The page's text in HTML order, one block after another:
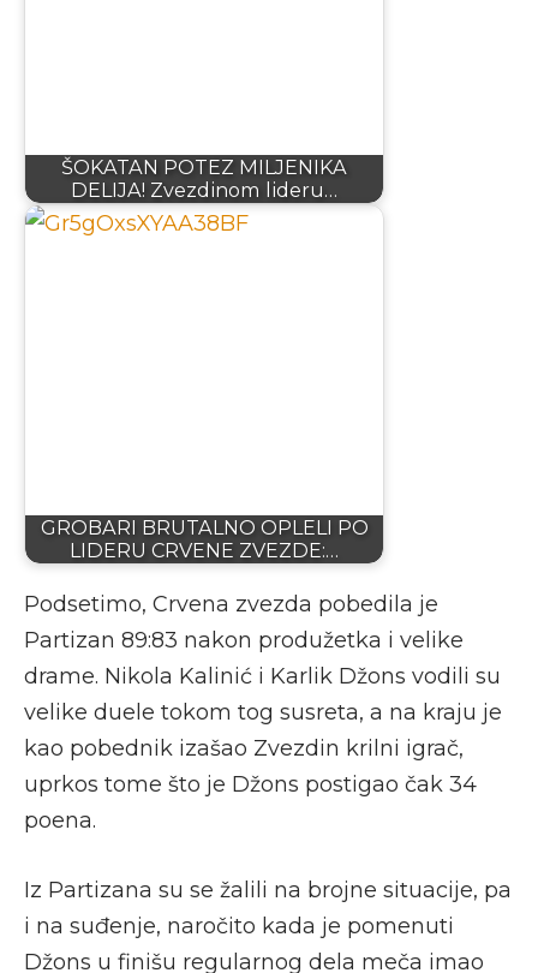
ŠOKATAN POTEZ MILJENIKA
DELIJA! Zvezdinom lideru…
GROBARI BRUTALNO OPLELI PO
LIDERU CRVENE ZVEZDE:…
Podsetimo, Crvena zvezda pobedila je
Partizan 89:83 nakon produžetka i velike
drame. Nikola Kalinić i Karlik Džons vodili su
velike duele tokom tog susreta, a na kraju je
kao pobednik izašao Zvezdin krilni igrač,
uprkos tome što je Džons postigao čak 34
poena.
Iz Partizana su se žalili na brojne situacije, pa
i na suđenje, naročito kada je pomenuti
Džons u finišu regularnog dela meča imao